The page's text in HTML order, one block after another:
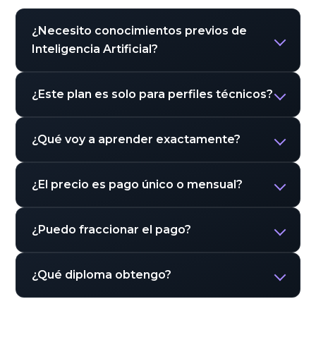
¿Necesito conocimientos previos de
Inteligencia Artificial?
¿Este plan es solo para perfiles técnicos?
¿Qué voy a aprender exactamente?
¿El precio es pago único o mensual?
¿Puedo fraccionar el pago?
¿Qué diploma obtengo?